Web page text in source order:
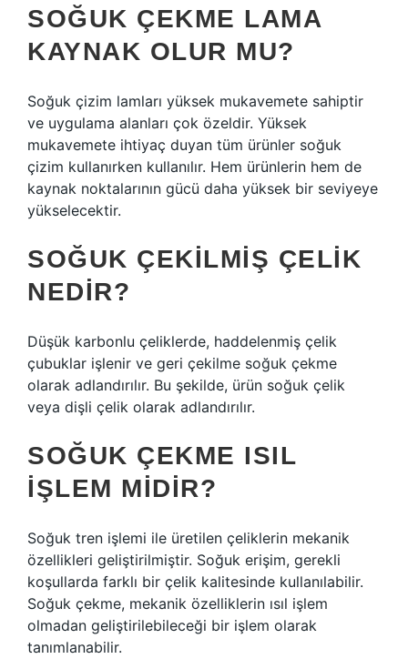
SOĞUK ÇEKME LAMA
KAYNAK OLUR MU?
Soğuk çizim lamları yüksek mukavemete sahiptir
ve uygulama alanları çok özeldir. Yüksek
mukavemete ihtiyaç duyan tüm ürünler soğuk
çizim kullanırken kullanılır. Hem ürünlerin hem de
kaynak noktalarının gücü daha yüksek bir seviyeye
yükselecektir.
SOĞUK ÇEKILMIŞ ÇELIK
NEDIR?
Düşük karbonlu çeliklerde, haddelenmiş çelik
çubuklar işlenir ve geri çekilme soğuk çekme
olarak adlandırılır. Bu şekilde, ürün soğuk çelik
veya dişli çelik olarak adlandırılır.
SOĞUK ÇEKME ISIL
IŞLEM MIDIR?
Soğuk tren işlemi ile üretilen çeliklerin mekanik
özellikleri geliştirilmiştir. Soğuk erişim, gerekli
koşullarda farklı bir çelik kalitesinde kullanılabilir.
Soğuk çekme, mekanik özelliklerin ısıl işlem
olmadan geliştirilebileceği bir işlem olarak
tanımlanabilir.